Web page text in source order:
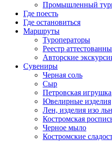
Промышленный
Где поесть
Где остановиться
Маршруты
Туроператоры
Реестр
Авторские
Сувениры
Черная соль
Сыр
Петровская игрушка
Ювелирные изделия
Лен, изделия изо
Костромская
Черное мыло
Костромские